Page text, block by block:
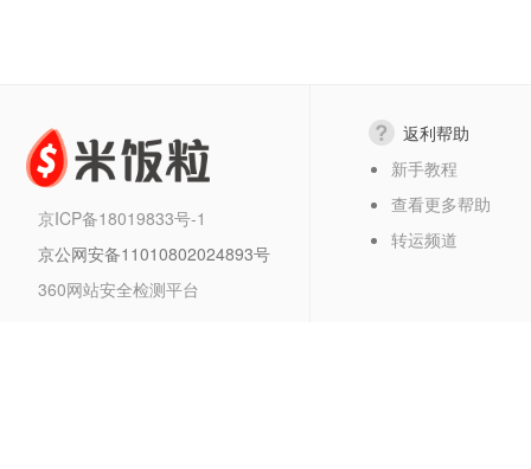
京ICP备18019833号-1
京公网安备11010802024893号
360网站安全检测平台
返利帮助
新手教程
查看更多帮助
转运频道